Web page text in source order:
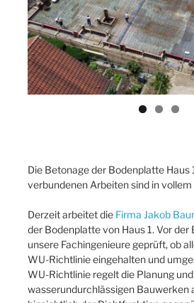
Previ
ous
Die Betonage der Bodenplatte Haus
verbundenen Arbeiten sind in vollem
Derzeit arbeitet die Firma Jakob Baur
der Bodenplatte von Haus 1. Vor
unsere Fachingenieure geprüft, ob
WU-Richtlinie eingehalten und
WU-Richtlinie regelt die Planung
wasserundurchlässigen Bauwerken